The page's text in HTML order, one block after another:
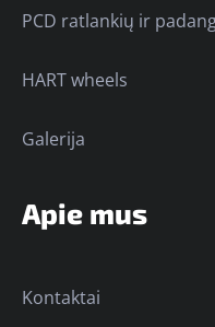
PCD ratlankių ir
HART wheels
Galerija
Apie mus
Kontaktai